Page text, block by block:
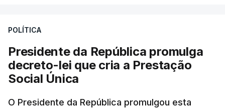
POLÍTICA
Presidente da República promulga
decreto-lei que cria a Prestação
Social Única
O Presidente da República promulgou esta